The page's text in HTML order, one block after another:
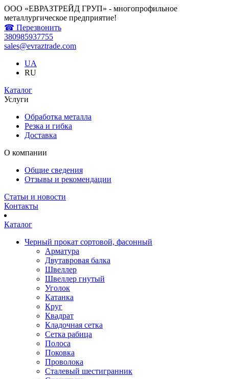
ООО «ЕВРАЗТРЕЙД ГРУП» - многопрофильное
металлургическое предприятие!
☎ Перезвонить
380985937755
sales@evraztrade.com
UA
RU
Каталог
Услуги
Обработка металла
Резка и гибка
Доставка
О компании
Общие сведения
Отзывы и рекомендации
Статьи и новости
Контакты
Каталог
Черный прокат сортовой, фасонный
Арматура
Двутавровая балка
Швеллер
Швеллер гнутый
Уголок
Катанка
Круг
Квадрат
Кладочная сетка
Сетка рабица
Полоса
Поковка
Проволока
Сталевый шестигранник